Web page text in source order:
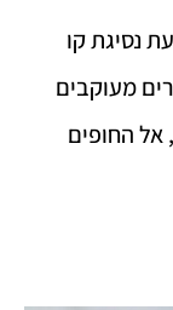
נסיגת קו
העברת כ-180,000 מטרים מעוקבים
החופים